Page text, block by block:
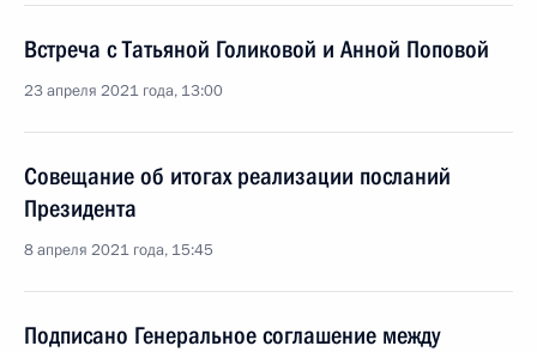
Встреча с Татьяной Голиковой и Анной Поповой
23 апреля 2021 года, 13:00
Совещание об итогах реализации посланий
Президента
8 апреля 2021 года, 15:45
Подписано Генеральное соглашение между